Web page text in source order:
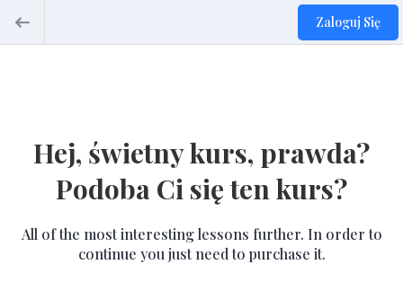
Zaloguj Się
Hej, świetny kurs, prawda?
Podoba Ci się ten kurs?
All of the most interesting lessons further. In order to
continue you just need to purchase it.